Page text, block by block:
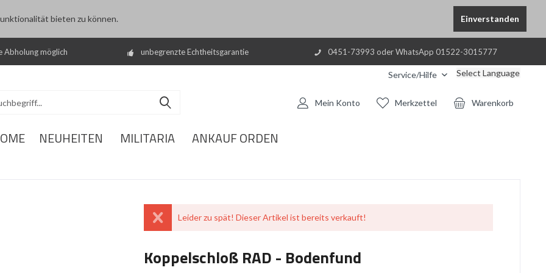
bieten zu können. Einverstanden
Abholung möglich unbegrenzte Echtheitsgarantie 0451-73993 oder WhatsApp 01522-3015777
Service/Hilfe Select Language
Warenkorb
Merkzettel
Mein Konto
NEUHEITEN MILITARIA ANKAUF ORDEN
Leider zu spät! Dieser Artikel ist bereits verkauft!
Koppelschloß RAD - Bodenfund